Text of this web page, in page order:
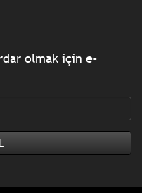
olmak için e-